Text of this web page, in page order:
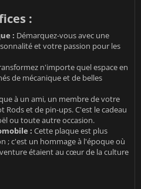
:
: Démarquez-vous avec une
et votre passion pour les
n'importe quel espace en
de mécanique et de belles
à un ami, un membre de votre
Rods et de pin-ups. C'est le cadeau
ou toute autre occasion.
: Cette plaque est plus
; c'est un hommage à l'époque où
étaient au cœur de la culture